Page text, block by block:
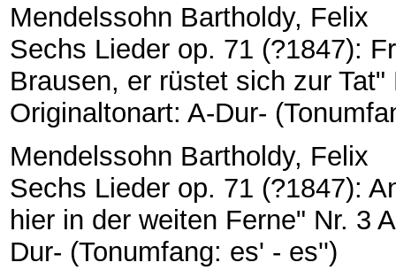
Mendelssohn Bartholdy, Felix
Sechs Lieder op. 71 (?1847):
Brausen, er rüstet sich zur
Originaltonart: A-Dur-
Mendelssohn Bartholdy, Felix
Sechs Lieder op. 71 (?1847):
hier in der weiten Ferne" Nr. 3
Dur- (Tonumfang: es' - es'')